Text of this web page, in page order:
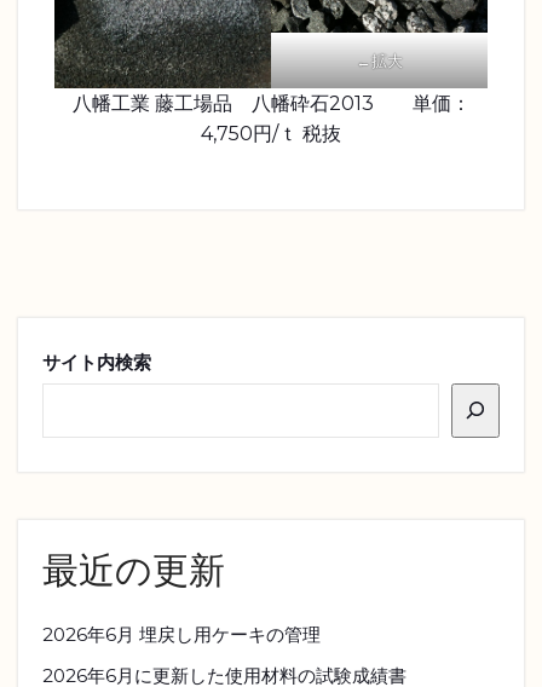
←拡大
八幡工業 藤工場品 八幡砕石2013 単価：
4,750円/ｔ 税抜
サイト内検索
最近の更新
2026年6月 埋戻し用ケーキの管理
2026年6月に更新した使用材料の試験成績書